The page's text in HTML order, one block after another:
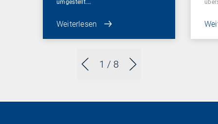
1 / 8
umgestellt.…
Weiterlesen